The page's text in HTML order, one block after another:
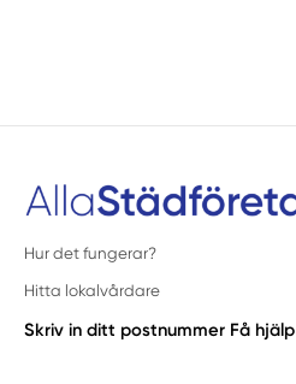
Hur det fungerar?
Hitta lokalvårdare
Skriv in ditt postnummer Få hjälp